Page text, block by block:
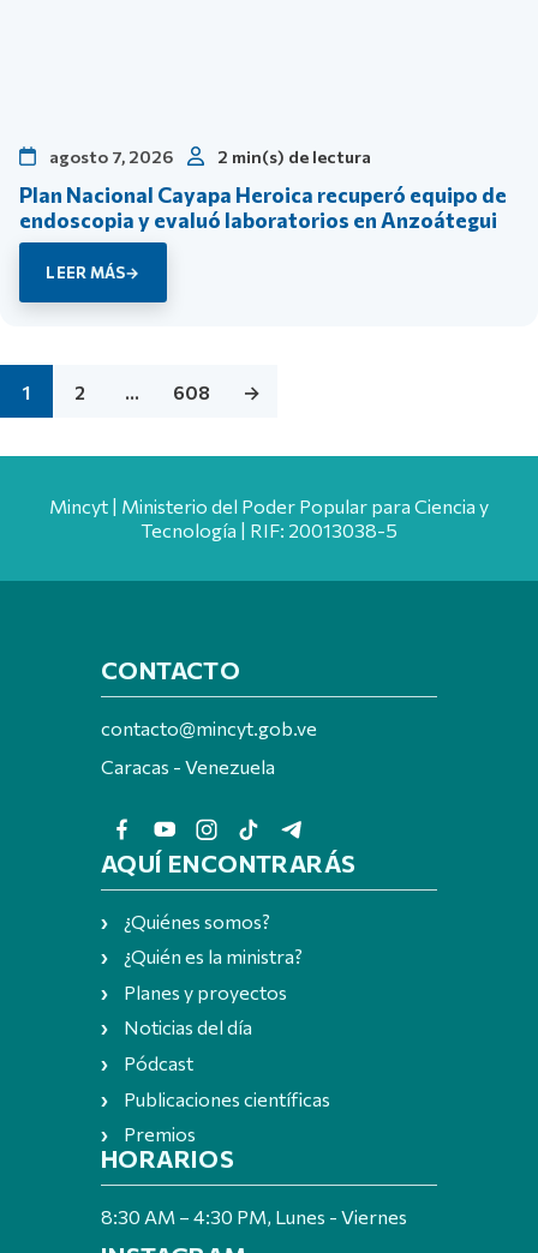
agosto 7, 2026 2 min(s) de lectura
Plan Nacional Cayapa Heroica recuperó equipo de
endoscopia y evaluó laboratorios en Anzoátegui
LEER MÁS
1 2 … 608 →
Mincyt | Ministerio del Poder Popular para Ciencia y
Tecnología | RIF: 20013038-5
CONTACTO
contacto@mincyt.gob.ve
Caracas - Venezuela
AQUÍ ENCONTRARÁS
¿Quiénes somos?
¿Quién es la ministra?
Planes y proyectos
Noticias del día
Pódcast
Publicaciones científicas
Premios
HORARIOS
8:30 AM – 4:30 PM, Lunes - Viernes